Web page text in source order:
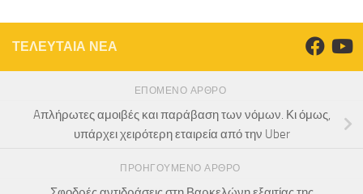
ΤΕΛΕΥΤΑΙΑ ΝΕΑ
ΕΠΌΜΕΝΟ ΆΡΘΡΟ
Aπλήρωτες αμοιβές και παράβαση των νόμων. Κι όμως,
υπάρχει χειρότερη εταιρεία από την Uber
ΠΡΟΗΓΟΎΜΕΝΟ ΆΡΘΡΟ